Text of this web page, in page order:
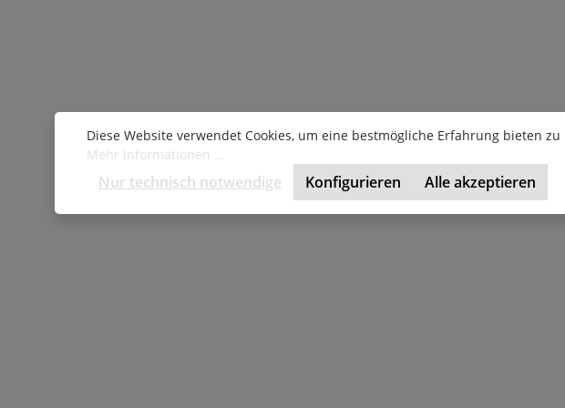
Diese Website verwendet Cookies, um eine bestmögliche Erfahrung bieten zu
Mehr Informationen ...
Nur technisch notwendige Konfigurieren Alle akzeptieren